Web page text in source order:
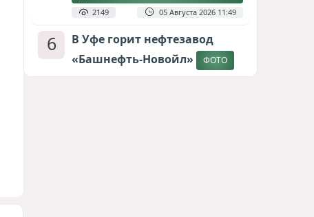
2149 05 Августа 2026 11:49
6
В Уфе горит нефтезавод
«Башнефть-Новойл»
ФОТО